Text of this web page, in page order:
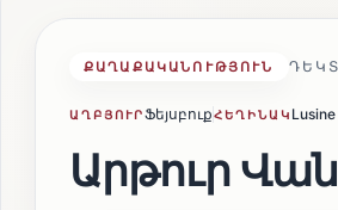
ՔԱՂԱՔԱԿԱՆՈՒԹՅՈՒՆ
ԱՂԲՅՈՒՐՖեյսբուքՀԵՂԻՆԱԿ
Արթուր